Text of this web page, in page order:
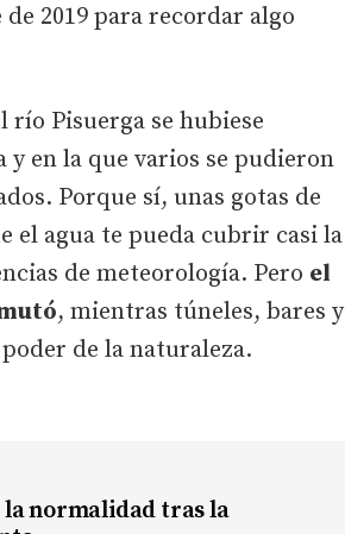
2019 para recordar algo
río Pisuerga se hubiese
y en la que varios se pudieron
Porque sí, unas gotas de
el agua te pueda cubrir casi la
de meteorología. Pero el
, mientras túneles, bares y
de la naturaleza.
normalidad tras la